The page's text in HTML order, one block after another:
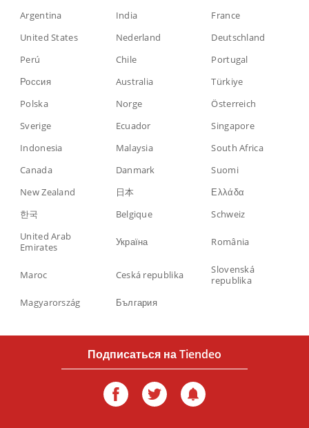
Argentina
India
France
United States
Nederland
Deutschland
Perú
Chile
Portugal
Россия
Australia
Türkiye
Polska
Norge
Österreich
Sverige
Ecuador
Singapore
Indonesia
Malaysia
South Africa
Canada
Danmark
Suomi
New Zealand
日本
Ελλάδα
한국
Belgique
Schweiz
United Arab
Emirates
Україна România
Maroc Ceská republika
Slovenská
republika
Magyarország
България
Подписаться на Tiendeo